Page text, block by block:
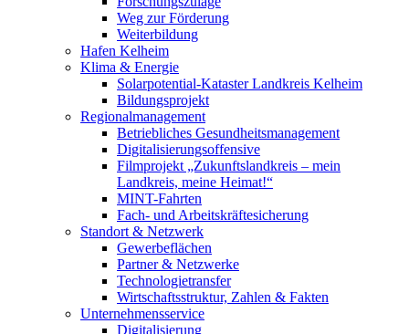
Weg zur Förderung
Weiterbildung
Hafen Kelheim
Klima & Energie
Solarpotential-Kataster Landkreis Kelheim
Bildungsprojekt
Regionalmanagement
Betriebliches Gesundheitsmanagement
Digitalisierungsoffensive
Filmprojekt „Zukunftslandkreis – mein
Landkreis, meine Heimat!“
MINT-Fahrten
Fach- und Arbeitskräftesicherung
Standort & Netzwerk
Gewerbeflächen
Partner & Netzwerke
Technologietransfer
Wirtschaftsstruktur, Zahlen & Fakten
Unternehmensservice
Digitalisierung